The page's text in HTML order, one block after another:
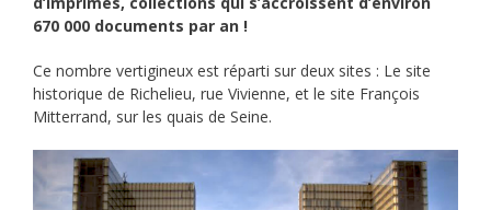
670 000 documents par an !
Ce nombre vertigineux est réparti sur deux sites : Le site
historique de Richelieu, rue Vivienne, et le site François
Mitterrand, sur les quais de Seine.